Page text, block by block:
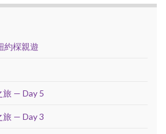
約棎親遊
旅 — Day 5
旅 — Day 3